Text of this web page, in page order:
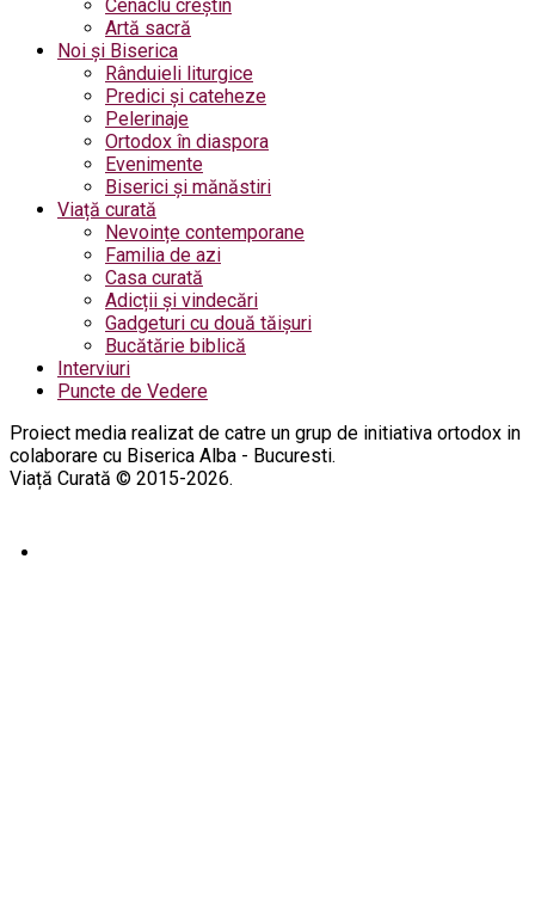
Cenaclu creștin
Artă sacră
Noi și Biserica
Rânduieli liturgice
Predici și cateheze
Pelerinaje
Ortodox în diaspora
Evenimente
Biserici și mănăstiri
Viață curată
Nevoințe contemporane
Familia de azi
Casa curată
Adicții și vindecări
Gadgeturi cu două tăișuri
Bucătărie biblică
Interviuri
Puncte de Vedere
Proiect media realizat de catre un grup de initiativa ortodox in
colaborare cu Biserica Alba - Bucuresti.
Viață Curată © 2015-2026.